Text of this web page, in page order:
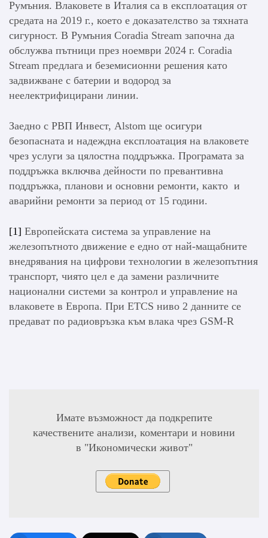
Румъния. Влаковете в Италия са в експлоатация от
средата на 2019 г., което е доказателство за тяхната
сигурност. В Румъния Coradia Stream започна да
обслужва пътници през ноември 2024 г. Coradia
Stream предлага и беземисионни решения като
задвижване с батерии и водород за
неелектрифицирани линии.
Заедно с РВП Инвест, Alstom ще осигури
безопасната и надеждна експлоатация на влаковете
чрез услуги за цялостна поддръжка. Програмата за
поддръжка включва дейности по превантивна
поддръжка, планови и основни ремонти, както и
аварийни ремонти за период от 15 години.
[1] Европейската система за управление на
железопътното движение е едно от най-мащабните
внедрявания на цифрови технологии в железопътния
транспорт, чиято цел е да замени различните
национални системи за контрол и управление на
влаковете в Европа. При ETCS ниво 2 данните се
предават по радиовръзка към влака чрез GSM-R
Имате възможност да подкрепите
качествените анализи, коментари и новини
в "Икономически живот"